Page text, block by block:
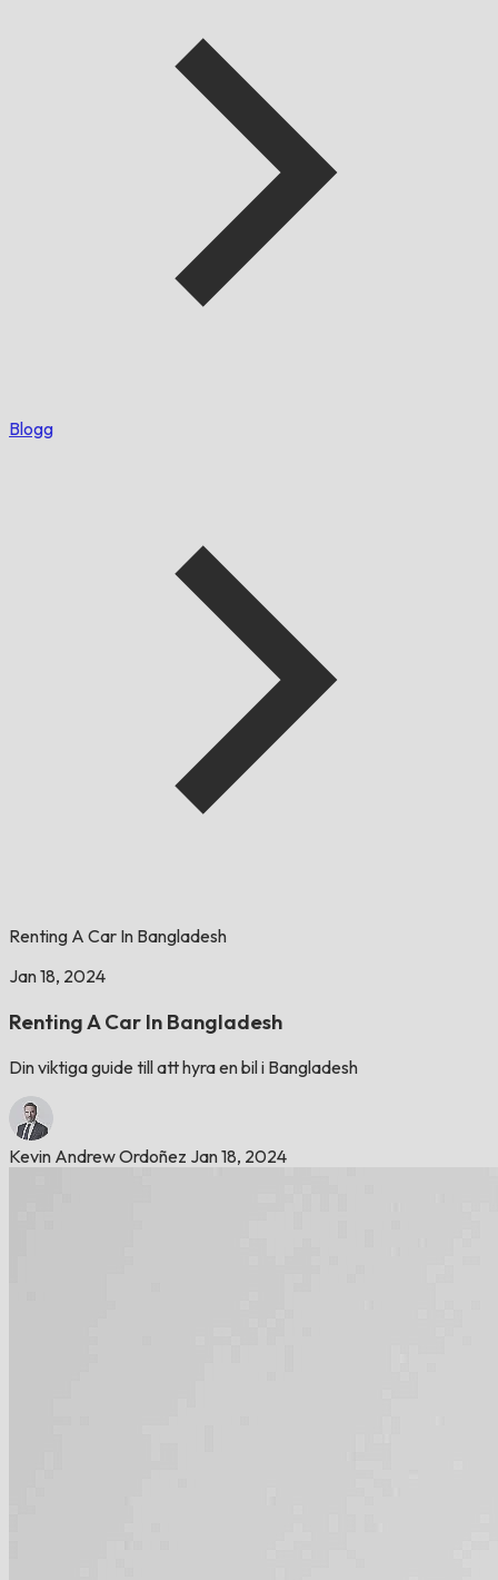
Blogg
Renting A Car In Bangladesh
Jan 18, 2024
Renting A Car In Bangladesh
Din viktiga guide till att hyra en bil i Bangladesh
Kevin Andrew Ordoñez Jan 18, 2024